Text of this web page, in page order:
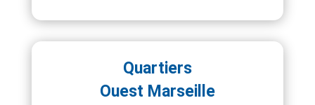
Quartiers
Ouest Marseille